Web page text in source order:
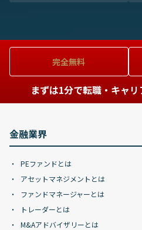
完全無料
まずは1分で転職・キャ
金融業界
PEファンドとは
アセットマネジメントとは
ファンドマネージャーとは
トレーダーとは
M&Aアドバイザリーとは